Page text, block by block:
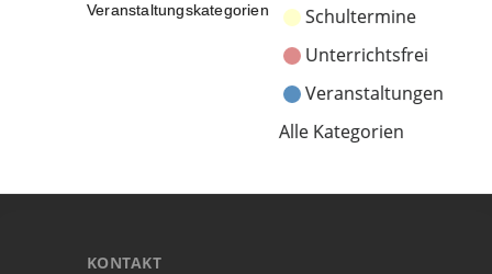
Veranstaltungskategorien
Schultermine
Unterrichtsfrei
Veranstaltungen
Alle Kategorien
KONTAKT